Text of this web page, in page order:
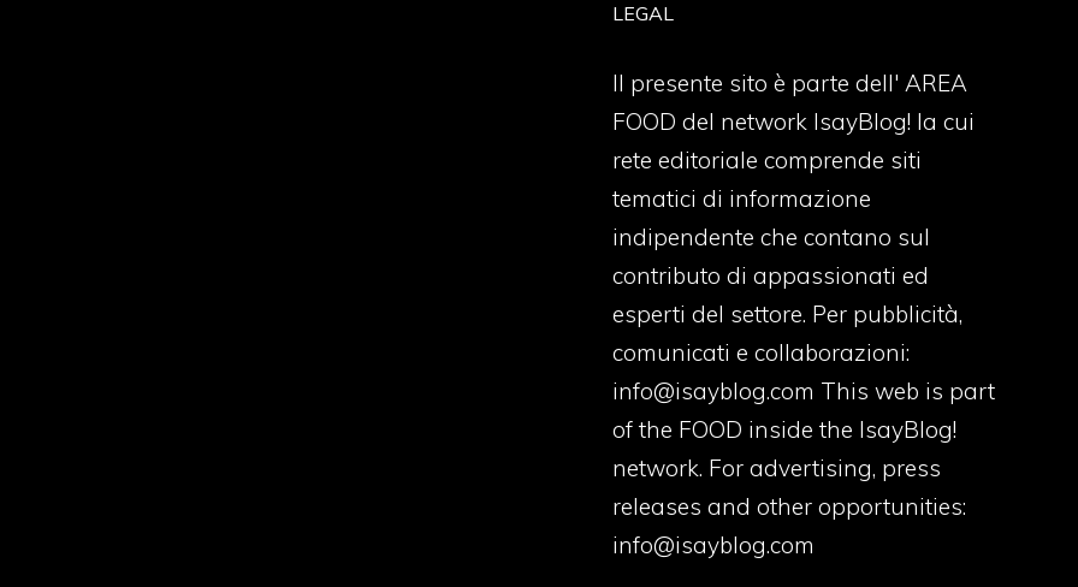
LEGAL
Il presente sito è parte dell' AREA
FOOD del network IsayBlog! la cui
rete editoriale comprende siti
tematici di informazione
indipendente che contano sul
contributo di appassionati ed
esperti del settore. Per pubblicità,
comunicati e collaborazioni:
info@isayblog.com This web is part
of the FOOD inside the IsayBlog!
network. For advertising, press
releases and other opportunities:
info@isayblog.com